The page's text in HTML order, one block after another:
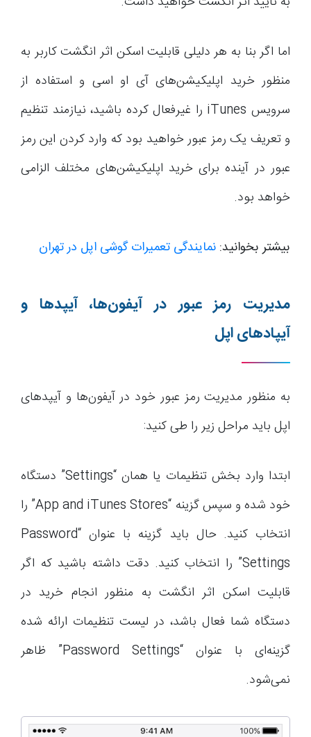
اما اگر بنا به هر دلیلی قابلیت اسکن اثر انگشت کاربر به
منظور خرید اپلیکیشن‌های آی او اسی و استفاده از
سرویس iTunes را غیرفعال کرده باشید، نیازمند تنظیم
و تعریف یک رمز عبور خواهید بود که وارد کردن این رمز
عبور در آینده برای خرید اپلیکیشن‌های مختلف الزامی
خواهد بود.
بیشتر بخوانید: نمایندگی تعمیرات گوشی اپل در تهران
مدیریت رمز عبور در آیفون‌ها، آیپدها و
آیپادهای اپل
به منظور مدیریت رمز عبور خود در آیفون‌ها و آیپدهای
اپل باید مراحل زیر را طی کنید:
ابتدا وارد بخش تنظیمات یا همان “Settings” دستگاه
خود شده و سپس گزینه “App and iTunes Stores” را
انتخاب کنید. حال باید گزینه با عنوان “Password
Settings” را انتخاب کنید. دقت داشته باشید که اگر
قابلیت اسکن اثر انگشت به منظور انجام خرید در
دستگاه شما فعال باشد، در لیست تنظیمات ارائه شده
گزینه‌ای با عنوان “Password Settings” ظاهر
نمی‌شود.